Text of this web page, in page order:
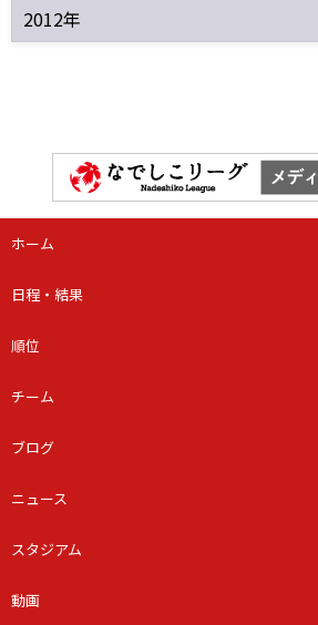
2012年
ホーム
日程・結果
順位
チーム
ブログ
ニュース
スタジアム
動画